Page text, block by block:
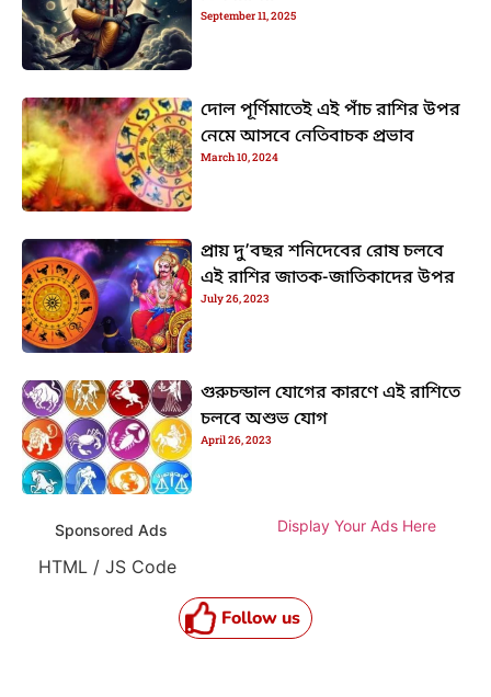
September 11, 2025
দোল পূর্ণিমাতেই এই পাঁচ রাশির উপর
নেমে আসবে নেতিবাচক প্রভাব
March 10, 2024
প্রায় দু’বছর শনিদেবের রোষ চলবে
এই রাশির জাতক-জাতিকাদের উপর
July 26, 2023
গুরুচন্ডাল যোগের কারণে এই রাশিতে
চলবে অশুভ যোগ
April 26, 2023
Sponsored Ads Display Your Ads Here
HTML / JS Code
Follow us